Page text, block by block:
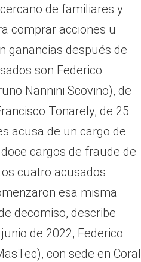
de familiares y
comprar acciones u
ganancias después de
son Federico
Nannini Scovino), de
Tonarely, de 25
acusa de un cargo de
cargos de fraude de
cuatro acusados
esa misma
decomiso, describe
de 2022, Federico
con sede en Coral